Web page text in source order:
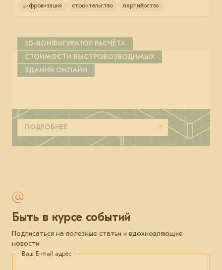
цифровизация строительство партнёрство
3D-КОНФИГУРАТОР РАСЧЁТА
СТОИМОСТИ БЫСТРОВОЗВОДИМЫХ
ЗДАНИЙ ОНЛАЙН
ПОДРОБНЕЕ
Быть в курсе событий
Подписаться на полезные статьи и вдохновляющие
новости
Ваш E-mail адрес